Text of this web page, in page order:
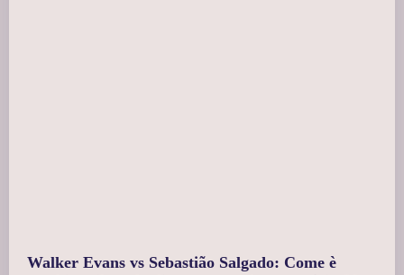
Walker Evans vs Sebastião Salgado: Come è